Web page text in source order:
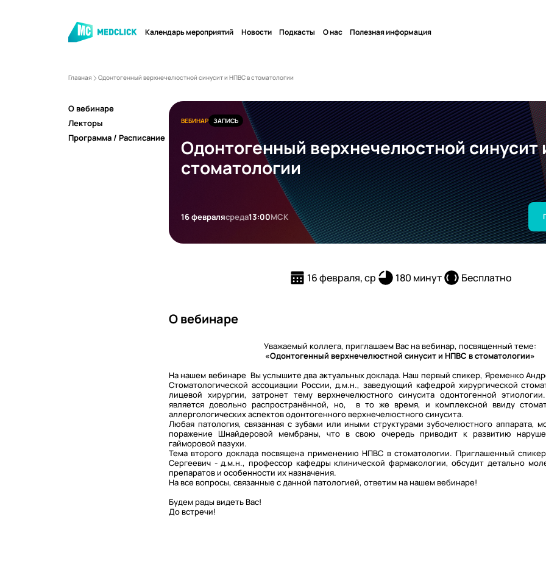
Календарь мероприятий Новости Подкасты О нас Полезная информация
Главная Одонтогенный верхнечелюстной синусит и НПВС в стоматологии
О вебинаре
Лекторы
Программа / Расписание
ВЕБИНАР ЗАПИСЬ
Одонтогенный верхнечелюстной
стоматологии
16 февралясреда13:00МСК
16 февраля, ср 180 минут Бесплатно
О вебинаре
Уважаемый коллега, приглашаем Вас на вебинар, посвященный теме:
«Одонтогенный верхнечелюстной синусит и НПВС в стоматологии»
На нашем вебинаре Вы услышите два актуальных доклада. Наш первый спикер, Яременко
Стоматологической ассоциации России, д.м.н., заведующий кафедрой хирургической
лицевой хирургии, затронет тему верхнечелюстного синусита одонтогенной
является довольно распространённой, но, в то же время, и комплексной ввиду
аллергологических аспектов одонтогенного верхнечелюстного синусита.
Любая патология, связанная с зубами или иными структурами зубочелюстного аппарата,
поражение Шнайдеровой мембраны, что в свою очередь приводит к развитию
гайморовой пазухи.
Тема второго доклада посвящена применению НПВС в стоматологии. Приглашенный
Сергеевич - д.м.н., профессор кафедры клинической фармакологии, обсудит детально
препаратов и особенности их назначения.
На все вопросы, связанные с данной патологией, ответим на нашем вебинаре!
Будем рады видеть Вас!
До встречи!